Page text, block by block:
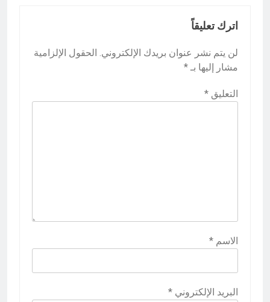
اترك تعليقاً
لن يتم نشر عنوان بريدك الإلكتروني. الحقول الإلزامية
مشار إليها بـ *
التعليق *
الاسم *
البريد الإلكتروني *